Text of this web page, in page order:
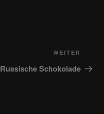
Beitrag
WEITER
Russische Schokolade